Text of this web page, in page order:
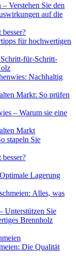
Verstehen Sie den
auf die
für hochwertigen
für-Schritt-
Nachhaltig
Markt: So prüfen
– Warum sie eine
Markt
stapeln Sie
Lagerung
Alles, was
Unterstützen Sie
Brennholz
Die Qualität